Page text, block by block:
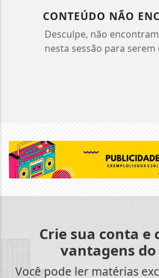
CONTEÚDO NÃO
Desculpe, não
nesta sessão para serem
Crie sua conta e
vantagens
Você pode ler matérias